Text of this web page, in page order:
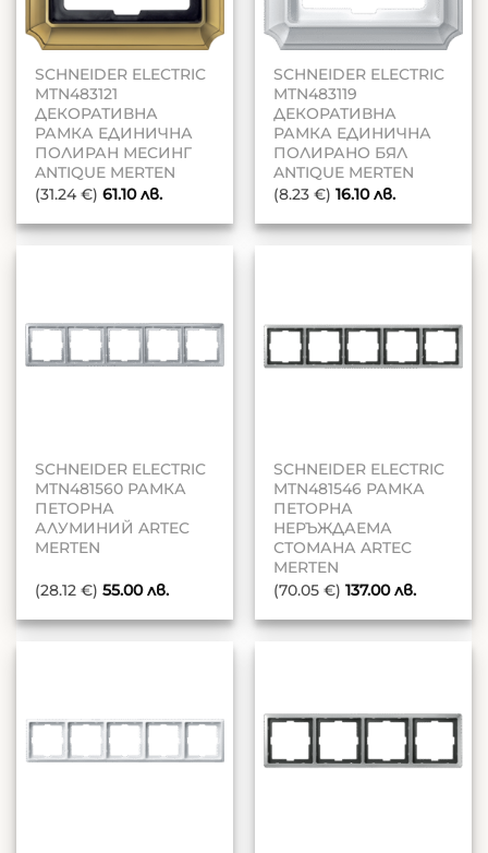
SCHNEIDER ELECTRIC
MTN483121
ДЕКОРАТИВНА
РАМКА ЕДИНИЧНА
ПОЛИРАН МЕСИНГ
ANTIQUE MERTEN
(31.24 €) 61.10лв.
SCHNEIDER ELECTRIC
MTN483119
ДЕКОРАТИВНА
РАМКА ЕДИНИЧНА
ПОЛИРАНО БЯЛ
ANTIQUE MERTEN
(8.23 €) 16.10лв.
SCHNEIDER ELECTRIC
MTN481560 РАМКА
ПЕТОРНА
АЛУМИНИЙ ARTEC
MERTEN
(28.12 €) 55.00лв.
SCHNEIDER ELECTRIC
MTN481546 РАМКА
ПЕТОРНА
НЕРЪЖДАЕМА
СТОМАНА ARTEC
MERTEN
(70.05 €) 137.00лв.